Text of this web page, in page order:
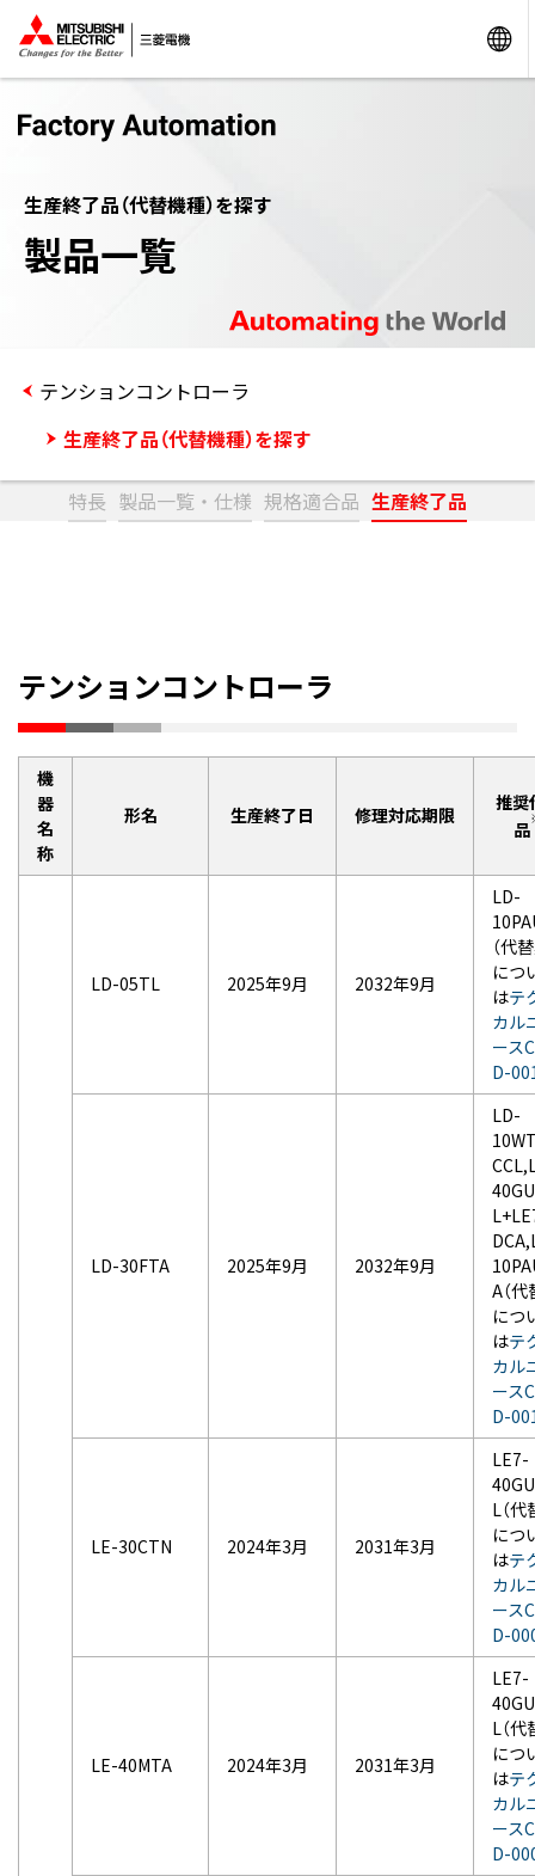
生産終了品（代替機種）を探す
製品一覧
テンションコントローラ
生産終了品（代替機種）を探す
特長 製品一覧・仕様 規格適合品 生産終了品
テンションコントローラ
機
器
名
称
形名 生産終了日 修理対応期限
推奨
品
LD-05TL 2025年9月 2032年9月
LD-
（代
につ
はテ
カル
ース
D-
LD-30FTA 2025年9月 2032年9月
LD-
A（
につ
はテ
カル
ース
D-
LE-30CTN 2024年3月 2031年3月
LE7-
L（
につ
はテ
カル
ース
D-
LE-40MTA 2024年3月 2031年3月
LE7-
L（
につ
はテ
カル
ース
D-